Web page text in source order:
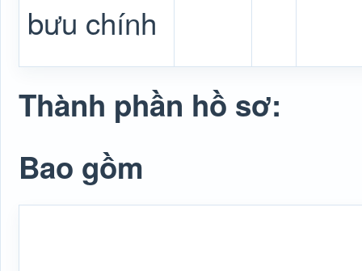
bưu chính
Thành phần hồ sơ:
Bao gồm